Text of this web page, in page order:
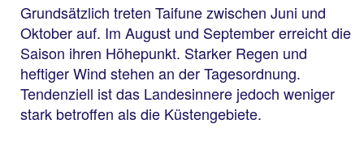
Grundsätzlich treten Taifune zwischen Juni und
Oktober auf. Im August und September erreicht die
Saison ihren Höhepunkt. Starker Regen und
heftiger Wind stehen an der Tagesordnung.
Tendenziell ist das Landesinnere jedoch weniger
stark betroffen als die Küstengebiete.